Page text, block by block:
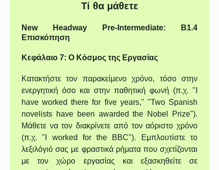
Τί θα μάθετε
New Headway Pre-Intermediate: B1.4
Επισκόπηση
Κεφάλαιο 7: Ο Κόσμος της Εργασίας
Κατακτήστε τον παρακείμενο χρόνο, τόσο στην
ενεργητική όσο και στην παθητική φωνή (π.χ. "I
have worked there for five years," "Two Spanish
novelists have been awarded the Nobel Prize").
Μάθετε να τον διακρίνετε από τον αόριστο χρόνο
(π.χ. "I worked for the BBC"). Εμπλουτίστε το
λεξιλόγιό σας με φραστικά ρήματα που σχετίζονται
με τον χώρο εργασίας και εξασκηθείτε σε